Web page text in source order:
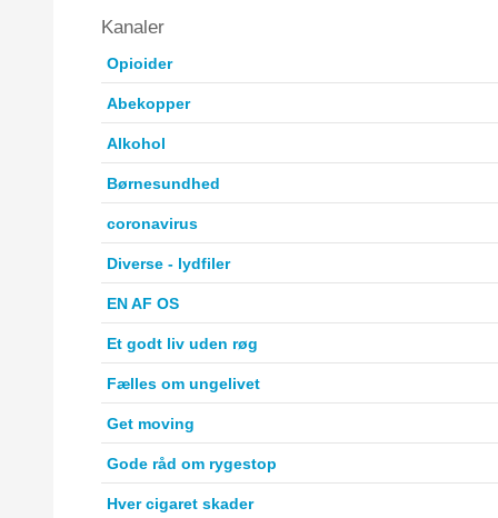
Kanaler
Opioider
Abekopper
Alkohol
Børnesundhed
coronavirus
Diverse - lydfiler
EN AF OS
Et godt liv uden røg
Fælles om ungelivet
Get moving
Gode råd om rygestop
Hver cigaret skader